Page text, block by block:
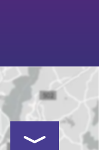
Kartenansicht